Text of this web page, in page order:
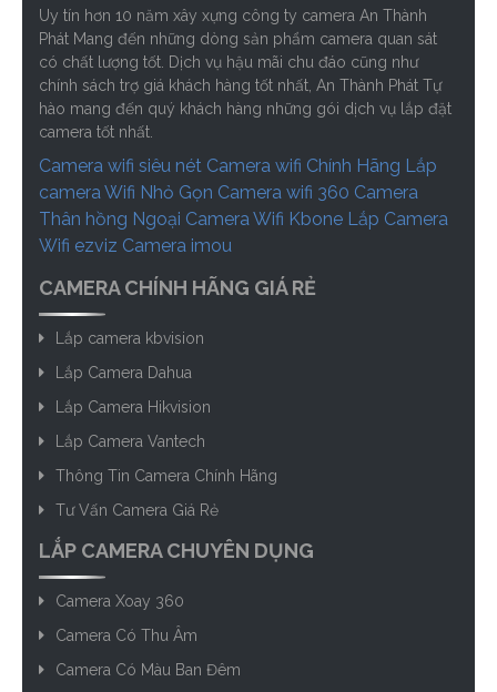
Uy tín hơn 10 năm xây xựng công ty camera An Thành
Phát Mang đến những dòng sản phẩm camera quan sát
có chất lượng tốt. Dịch vụ hậu mãi chu đáo cũng như
chính sách trợ giá khách hàng tốt nhất, An Thành Phát Tự
hào mang đến quý khách hàng những gói dịch vụ lắp đặt
camera tốt nhất.
Camera wifi siêu nét Camera wifi Chính Hãng Lắp
camera Wifi Nhỏ Gọn Camera wifi 360 Camera
Thân hồng Ngoại Camera Wifi Kbone Lắp Camera
Wifi ezviz Camera imou
CAMERA CHÍNH HÃNG GIÁ RẺ
Lắp camera kbvision
Lắp Camera Dahua
Lắp Camera Hikvision
Lắp Camera Vantech
Thông Tin Camera Chính Hãng
Tư Vấn Camera Giá Rẻ
LẮP CAMERA CHUYÊN DỤNG
Camera Xoay 360
Camera Có Thu Âm
Camera Có Màu Ban Đêm